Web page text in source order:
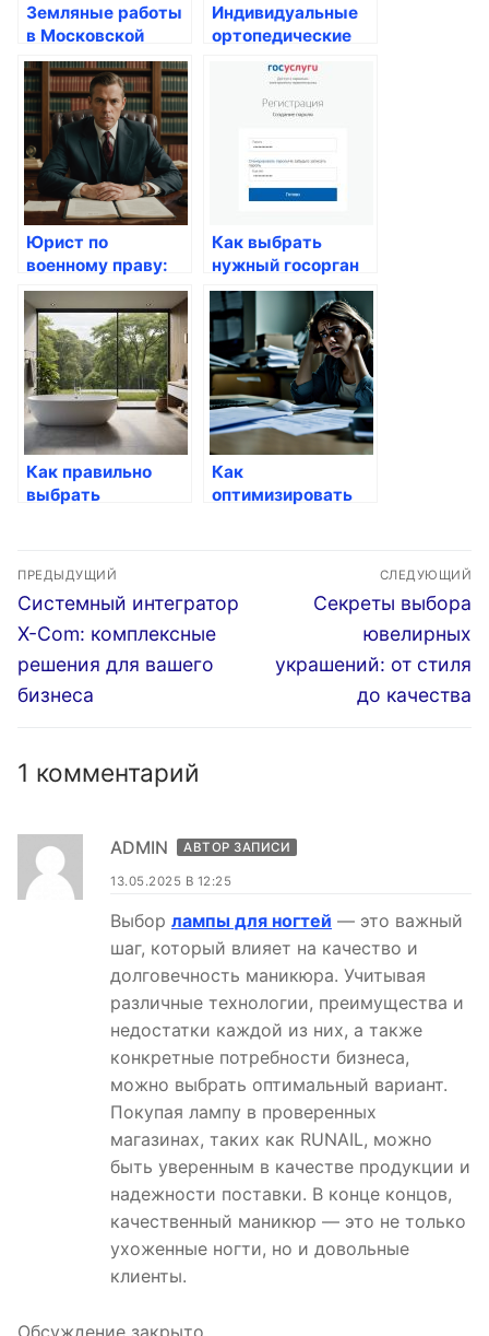
Земляные работы
в Московской
области: как
выбрать
подрядчика и на
что обратить
внимание
Индивидуальные
ортопедические
стельки: Как
выбрать
идеальные
стельки для своей
обуви
Юрист по
военному праву:
как выбрать
профессионала и
не ошибиться
Как выбрать
нужный госорган
для решения своих
вопросов
Как правильно
выбрать
Как
оптимизировать
Навигация
по
записям
ПРЕДЫДУЩИЙ
Предыдущая
запись:
Системный интегратор
X-Com: комплексные
решения для вашего
бизнеса
СЛЕДУЮЩИЙ
Следующая
запись:
Секреты выбора
ювелирных
украшений: от стиля
до качества
1 комментарий
ADMIN АВТОР ЗАПИСИ
13.05.2025 В 12:25
Выбор лампы для ногтей — это важный
шаг, который влияет на качество и
долговечность маникюра. Учитывая
различные технологии, преимущества и
недостатки каждой из них, а также
конкретные потребности бизнеса,
можно выбрать оптимальный вариант.
Покупая лампу в проверенных
магазинах, таких как RUNAIL, можно
быть уверенным в качестве продукции и
надежности поставки. В конце концов,
качественный маникюр — это не только
ухоженные ногти, но и довольные
клиенты.
Обсуждение закрыто.